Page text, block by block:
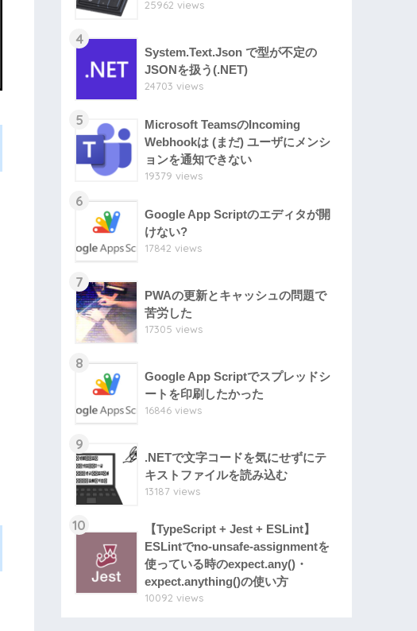
25962 views
4
System.Text.Json で型が不定の
JSONを扱う(.NET)
24703 views
5
Microsoft TeamsのIncoming
Webhookは (まだ) ユーザにメンシ
ョンを通知できない
19379 views
6
Google App Scriptのエディタが開
けない?
17842 views
7
PWAの更新とキャッシュの問題で
苦労した
17305 views
8
Google App Scriptでスプレッドシ
ートを印刷したかった
16846 views
9
.NETで文字コードを気にせずにテ
キストファイルを読み込む
13187 views
10
【TypeScript + Jest + ESLint】
ESLintでno-unsafe-assignmentを
使っている時のexpect.any()・
expect.anything()の使い方
10092 views